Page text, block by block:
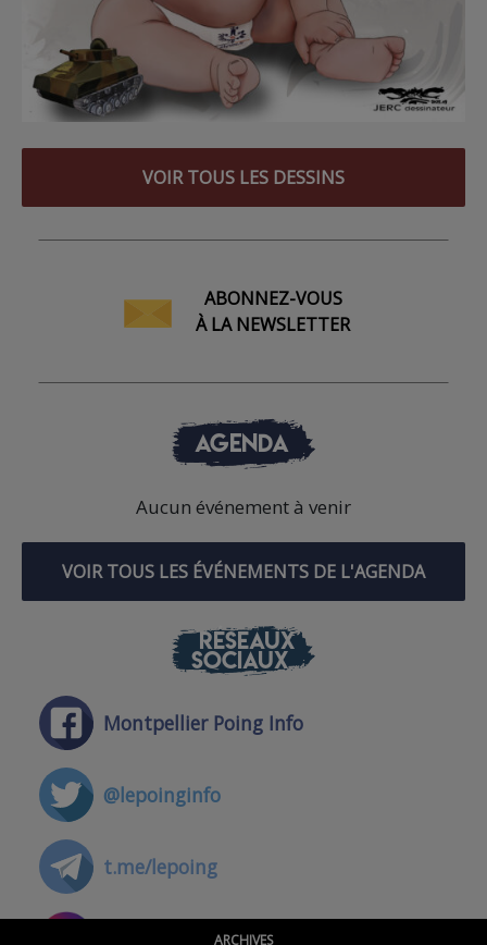
VOIR TOUS LES DESSINS
ABONNEZ-VOUS
À LA NEWSLETTER
AGENDA
Aucun événement à venir
VOIR TOUS LES ÉVÉNEMENTS DE L'AGENDA
RÉSEAUX
SOCIAUX
Montpellier Poing Info
@lepoinginfo
t.me/lepoing
@montpellierpoinginfo
ARCHIVES